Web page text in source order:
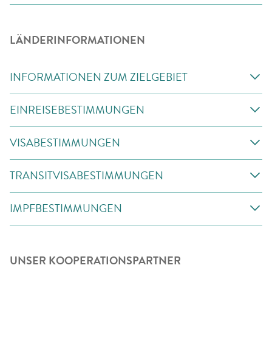
LÄNDERINFORMATIONEN
INFORMATIONEN ZUM ZIELGEBIET
EINREISEBESTIMMUNGEN
VISABESTIMMUNGEN
TRANSITVISABESTIMMUNGEN
IMPFBESTIMMUNGEN
UNSER KOOPERATIONSPARTNER